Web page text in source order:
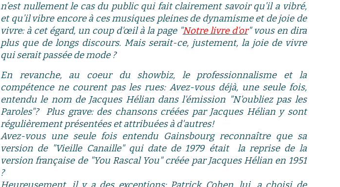
n’est nullement le cas du public qui faitclairement savoir qu’il a vibré,
et qu’il vibre encore à ces musiques pleines de dynamisme et de joie de
vivre: àcet égard, un coup d'œil à la page "Notre livre d'or" vous en dira
plus que de longs discours. Mais serait-ce, justement, la joie de vivre
qui serait passée de mode ?
En revanche, au coeur du showbiz, le professionnalisme et la
compétence ne courent pas les rues: Avez-vous déjà, une seule fois,
entendu le nom de Jacques Hélian dans l'émission "N'oubliez pas les
Paroles"? Plus grave: des chansons créées par Jacques Hélian y sont
régulièrement présentées et attribuées à d'autres!
Avez-vous une seule fois entendu Gainsbourg reconnaître que sa
version de "Vieille Canaille" qui date de 1979 était la reprise de la
version française de "You Rascal You" créée par Jacques Hélian en 1951
?